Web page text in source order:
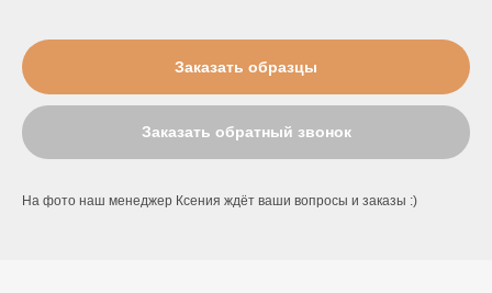
Заказать образцы
Заказать обратный звонок
На фото наш менеджер Ксения ждёт ваши вопросы и заказы :)